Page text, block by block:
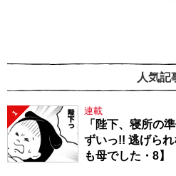
人気記
1 連載
「陛下、寝所の
ずいっ!! 逃げら
も母でした・8】